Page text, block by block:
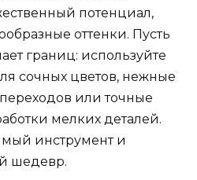
потенциал,
оттенки. Пусть
границ: используйте
сочных цветов, нежные
или точные
мелких деталей.
инструмент и
шедевр.